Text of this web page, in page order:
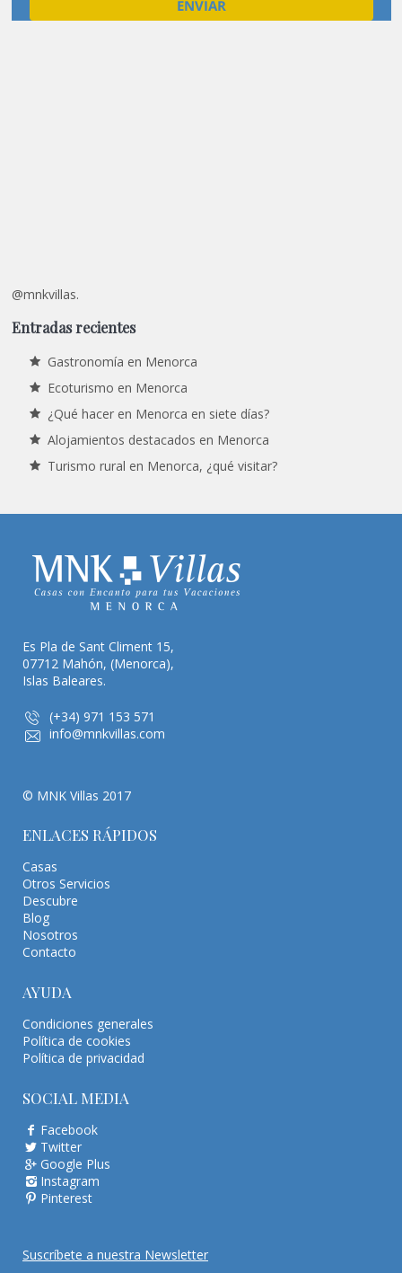
@mnkvillas.
Entradas recientes
Gastronomía en Menorca
Ecoturismo en Menorca
¿Qué hacer en Menorca en siete días?
Alojamientos destacados en Menorca
Turismo rural en Menorca, ¿qué visitar?
Es Pla de Sant Climent 15,
07712 Mahón, (Menorca),
Islas Baleares.
(+34) 971 153 571
info@mnkvillas.com
© MNK Villas 2017
ENLACES RÁPIDOS
Casas
Otros Servicios
Descubre
Blog
Nosotros
Contacto
AYUDA
Condiciones generales
Política de cookies
Política de privacidad
SOCIAL MEDIA
Facebook
Twitter
Google Plus
Instagram
Pinterest
Suscríbete a nuestra Newsletter